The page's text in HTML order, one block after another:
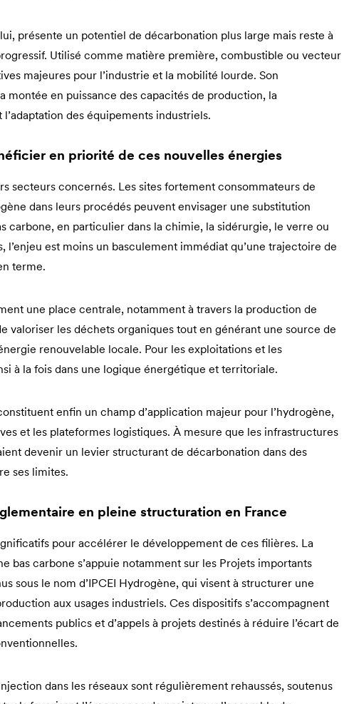
présente un potentiel de décarbonation plus large mais reste à
Utilisé comme matière première, combustible ou vecteur
majeures pour l’industrie et la mobilité lourde. Son
montée en puissance des capacités de production, la
des équipements industriels.
en priorité de ces nouvelles énergies
secteurs concernés. Les sites fortement consommateurs de
dans leurs procédés peuvent envisager une substitution
carbone, en particulier dans la chimie, la sidérurgie, le verre ou
l’enjeu est moins un basculement immédiat qu’une trajectoire de
terme.
une place centrale, notamment à travers la production de
valoriser les déchets organiques tout en générant une source de
renouvelable locale. Pour les exploitations et les
à la fois dans une logique énergétique et territoriale.
enfin un champ d’application majeur pour l’hydrogène,
et les plateformes logistiques. À mesure que les infrastructures
devenir un levier structurant de décarbonation dans des
ses limites.
en pleine structuration en France
pour accélérer le développement de ces filières. La
bas carbone s’appuie notamment sur les Projets importants
sous le nom d’IPCEI Hydrogène, qui visent à structurer une
aux usages industriels. Ces dispositifs s’accompagnent
publics et d’appels à projets destinés à réduire l’écart de
dans les réseaux sont régulièrement rehaussés, soutenus